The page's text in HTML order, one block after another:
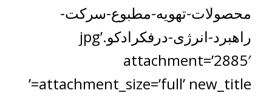
محصولات-تهویه-مطبوع-سرکت-
راهبرد-انرژی-درفکرادکو.jpg’
attachment=’2885′
attachment_size=’full’ new_title=’